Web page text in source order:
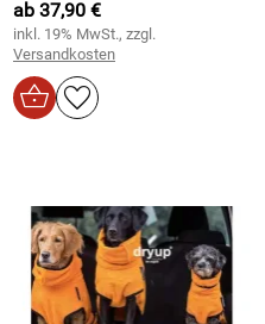
ab 37,90 €
inkl. 19% MwSt., zzgl.
Versandkosten